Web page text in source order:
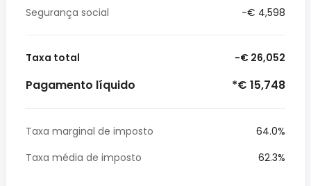
Segurança social
-€ 4,598
Taxa total -€ 26,052
Pagamento líquido *€ 15,748
Taxa marginal de imposto
64.0%
Taxa média de imposto
62.3%